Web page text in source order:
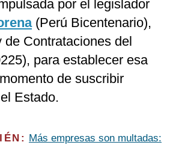
por el legislador
(Perú Bicentenario),
de Contrataciones del
para establecer esa
de suscribir
Estado.
Más empresas son multadas: